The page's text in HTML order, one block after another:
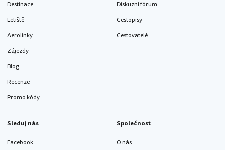
Destinace
Letiště
Aerolinky
Zájezdy
Blog
Recenze
Promo kódy
Diskuzní fórum
Cestopisy
Cestovatelé
Sleduj nás
Facebook
Společnost
O nás